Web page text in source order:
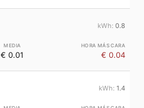
0.8
€ 0.01 € 0.04
1.4